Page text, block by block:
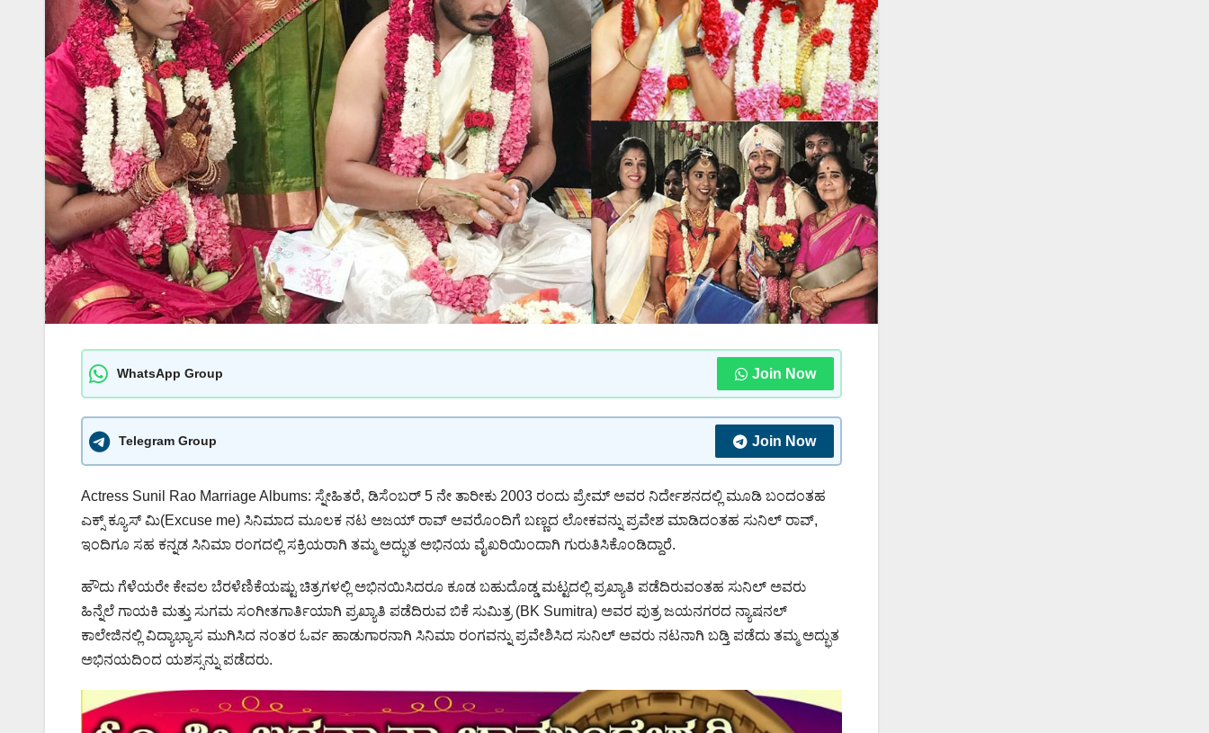
WhatsApp Group Join Now
Telegram Group Join Now
Actress Sunil Rao Marriage Albums: ಸ್ನೇಹಿತರೆ, ಡಿಸೆಂಬರ್ 5 ನೇ ತಾರೀಕು 2003 ರಂದು ಪ್ರೇಮ್ ಅವರ ನಿರ್ದೇಶನದಲ್ಲಿ ಮೂಡಿ ಬಂದಂತಹ
ಎಕ್ಸ್ ಕ್ಯೂಸ್ ಮಿ(Excuse me) ಸಿನಿಮಾದ ಮೂಲಕ ನಟ ಅಜಯ್ ರಾವ್ ಅವರೊಂದಿಗೆ ಬಣ್ಣದ ಲೋಕವನ್ನು ಪ್ರವೇಶ ಮಾಡಿದಂತಹ ಸುನಿಲ್ ರಾವ್,
ಇಂದಿಗೂ ಸಹ ಕನ್ನಡ ಸಿನಿಮಾ ರಂಗದಲ್ಲಿ ಸಕ್ರಿಯರಾಗಿ ತಮ್ಮ ಅದ್ಭುತ ಅಭಿನಯ ವೈಖರಿಯಿಂದಾಗಿ ಗುರುತಿಸಿಕೊಂಡಿದ್ದಾರೆ‌.
ಹೌದು ಗೆಳೆಯರೇ ಕೇವಲ ಬೆರಳೆಣಿಕೆಯಷ್ಟು ಚಿತ್ರಗಳಲ್ಲಿ ಅಭಿನಯಿಸಿದರೂ ಕೂಡ ಬಹುದೊಡ್ಡ ಮಟ್ಟದಲ್ಲಿ ಪ್ರಖ್ಯಾತಿ ಪಡೆದಿರುವಂತಹ ಸುನಿಲ್ ಅವರು
ಹಿನ್ನೆಲೆ ಗಾಯಕಿ ಮತ್ತು ಸುಗಮ ಸಂಗೀತಗಾರ್ತಿಯಾಗಿ ಪ್ರಖ್ಯಾತಿ ಪಡೆದಿರುವ ಬಿಕೆ ಸುಮಿತ್ರ (BK Sumitra) ಅವರ ಪುತ್ರ ಜಯನಗರದ ನ್ಯಾಷನಲ್
ಕಾಲೇಜಿನಲ್ಲಿ ವಿದ್ಯಾಭ್ಯಾಸ ಮುಗಿಸಿದ ನಂತರ ಓರ್ವ ಹಾಡುಗಾರನಾಗಿ ಸಿನಿಮಾ ರಂಗವನ್ನು ಪ್ರವೇಶಿಸಿದ ಸುನಿಲ್ ಅವರು ನಟನಾಗಿ ಬಡ್ತಿ ಪಡೆದು ತಮ್ಮ ಅದ್ಭುತ
ಅಭಿನಯದಿಂದ ಯಶಸ್ಸನ್ನು ಪಡೆದರು.